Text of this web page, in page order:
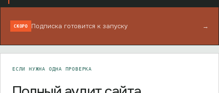
СКОРО Подписка готовится к запуску →
ЕСЛИ НУЖНА ОДНА ПРОВЕРКА